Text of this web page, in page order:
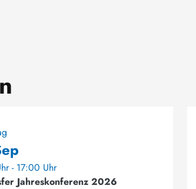
- 17:00 Uhr
Jahreskonferenz 2026